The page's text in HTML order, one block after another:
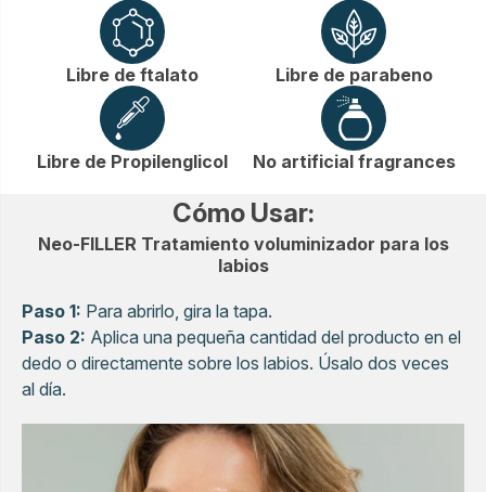
Libre de ftalato Libre de parabeno
Libre de Propilenglicol No artificial fragrances
Cómo Usar:
Neo-FILLER Tratamiento voluminizador para los
labios
Paso 1: Para abrirlo, gira la tapa.
Paso 2: Aplica una pequeña cantidad del producto en el
dedo o directamente sobre los labios. Úsalo dos veces
al día.